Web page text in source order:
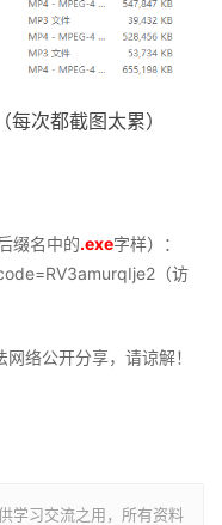
次都截图太累）
缀名中的.exe字样）：
（访
络公开分享，请谅解！
学习交流之用，所有资料